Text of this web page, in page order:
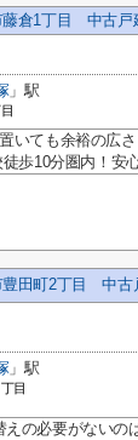
藤倉1丁目 中古戸
」駅
いても余裕の広
歩10分圏内！安
豊田町2丁目 中古
」駅
目
の必要がない